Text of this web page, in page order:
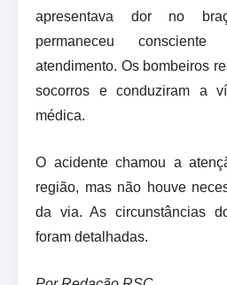
apresentava dor no
permaneceu
atendimento. Os bombeiros
socorros e conduziram a
médica.
O acidente chamou a
região, mas não houve
da via. As circunstâncias
foram detalhadas.